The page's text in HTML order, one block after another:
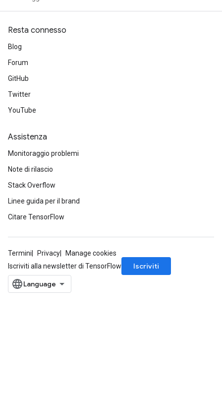
Resta connesso
Blog
Forum
GitHub
Twitter
YouTube
Assistenza
Monitoraggio problemi
Note di rilascio
Stack Overflow
Linee guida per il brand
Citare TensorFlow
Termini Privacy
Manage cookies
Iscriviti alla newsletter di TensorFlow
Iscriviti